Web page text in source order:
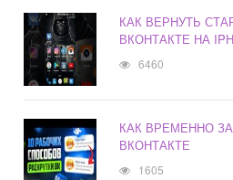
КАК ВЕРНУТЬ
ВКОНТАКТЕ НА
6460
КАК ВРЕМЕННО
ВКОНТАКТЕ
1605